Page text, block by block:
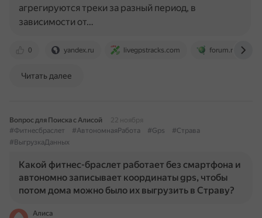
0 yandex.ru livegpstracks.com forum.navitel.ru
агрегируются треки за разный период, в
зависимости от…
Читать далее
Вопрос для Поиска с Алисой
22 ноября
#Фитнесбраслет
#АвтономнаяРабота #Gps
#Страва
#ВыгрузкаДанных
Какой фитнес-браслет работает без смартфона и
автономно записывает координаты gps, чтобы
потом дома можно было их выгрузить в Страву?
Алиса